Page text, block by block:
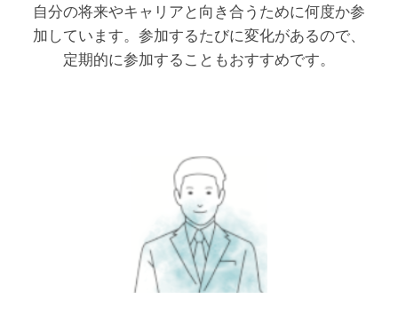
自分の将来やキャリアと向き合うために何度か参
加しています。参加するたびに変化があるので、
定期的に参加することもおすすめです。